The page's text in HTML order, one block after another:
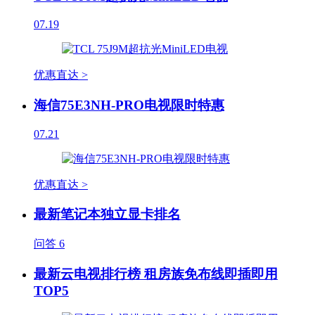
07.19
优惠直达 >
海信75E3NH-PRO电视限时特惠
07.21
优惠直达 >
最新笔记本独立显卡排名
问答 6
最新云电视排行榜 租房族免布线即插即用
TOP5